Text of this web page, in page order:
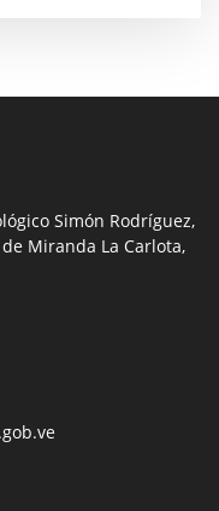
Simón Rodríguez,
Miranda La Carlota,